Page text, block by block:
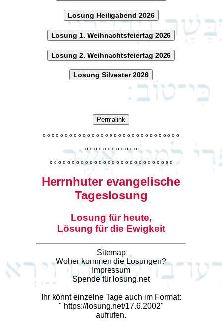
Losung Heiligabend 2026
Losung 1. Weihnachtsfeiertag 2026
Losung 2. Weihnachtsfeiertag 2026
Losung Silvester 2026
Permalink
o o o o o o o o o o o o o o o o o o o o o o o o o o o o o o o
o o o o o o o o o o o o
o o o o o o o o o o o o o o o o o o o o o o o o o o o o
Herrnhuter evangelische
Tageslosung
Losung für heute,
Lösung für die Ewigkeit
Sitemap
Woher kommen die Losungen?
Impressum
Spende für losung.net
Ihr könnt einzelne Tage auch im Format:
" https://losung.net/17.6.2002"
aufrufen.